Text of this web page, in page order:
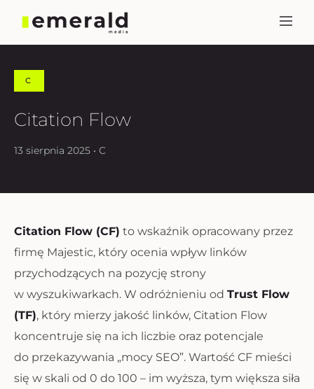
C
Citation Flow
13 sierpnia 2025 • C
Citation Flow (CF) to wskaźnik opracowany przez
firmę Majestic, który ocenia wpływ linków
przychodzących na pozycję strony
w wyszukiwarkach. W odróżnieniu od Trust Flow
(TF), który mierzy jakość linków, Citation Flow
koncentruje się na ich liczbie oraz potencjale
do przekazywania „mocy SEO”. Wartość CF mieści
się w skali od 0 do 100 – im wyższa, tym większa siła